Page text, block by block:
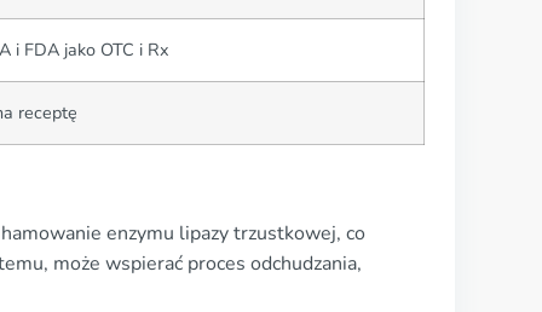
i FDA jako OTC i Rx
receptę
enzymu lipazy trzustkowej, co
może wspierać proces odchudzania,